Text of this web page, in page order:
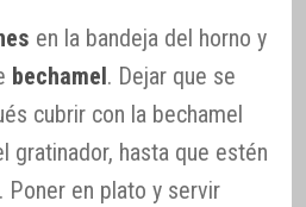
en la bandeja del horno y
bechamel. Dejar que se
cubrir con la bechamel
gratinador, hasta que estén
Poner en plato y servir